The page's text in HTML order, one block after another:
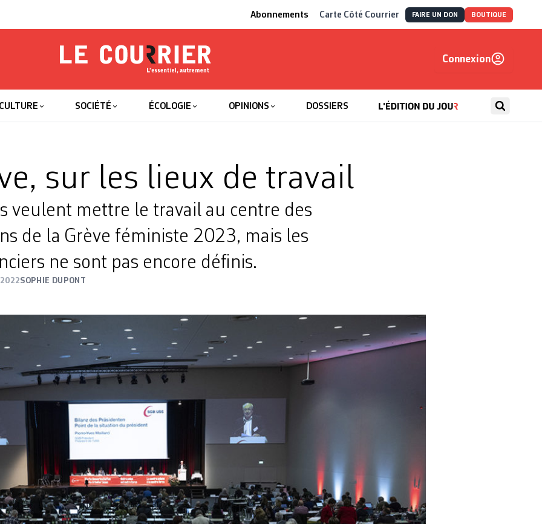
Abonnements Carte Côté Courrier FAIRE UN DON BOUTIQUE
Le Courrier
Connexion
CULTURE SOCIÉTÉ ÉCOLOGIE OPINIONS DOSSIERS
sur les lieux de travail
veulent mettre le travail au centre des
de la Grève féministe 2023, mais les
ne sont pas encore définis.
2022SOPHIE DUPONT